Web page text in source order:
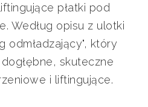
płatki pod
Według opisu z ulotki
odmładzający", który
skuteczne
i liftingujące.